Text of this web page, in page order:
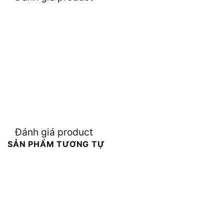
Đánh giá product
SẢN PHẨM TƯƠNG TỰ